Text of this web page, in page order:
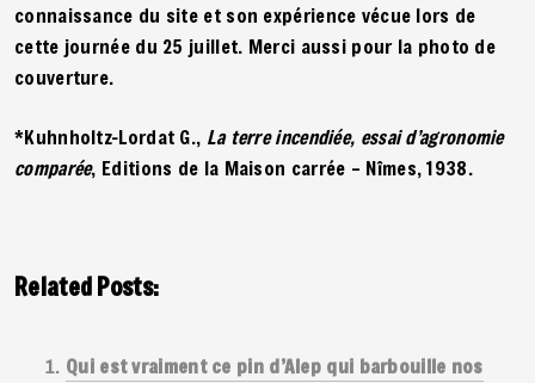
connaissance du site et son expérience vécue lors de
cette journée du 25 juillet. Merci aussi pour la photo de
couverture.
*Kuhnholtz-Lordat G., La terre incendiée, essai d’agronomie
comparée, Editions de la Maison carrée – Nîmes, 1938.
Related Posts:
Qui est vraiment ce pin d’Alep qui barbouille nos